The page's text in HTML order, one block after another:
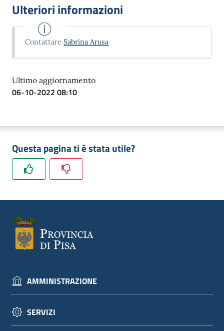
Ulteriori informazioni
ContattareSabrina Arusa
Ultimo aggiornamento
06-10-2022 08:10
Questa pagina ti è stata utile?
AMMINISTRAZIONE
SERVIZI